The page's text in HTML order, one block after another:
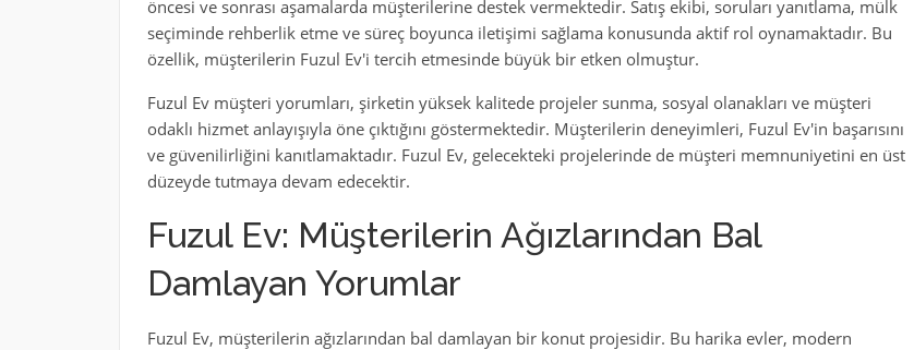
öncesi ve sonrası aşamalarda müşterilerine destek vermektedir. Satış ekibi, soruları yanıtlama, mülk
seçiminde rehberlik etme ve süreç boyunca iletişimi sağlama konusunda aktif rol oynamaktadır. Bu
özellik, müşterilerin Fuzul Ev'i tercih etmesinde büyük bir etken olmuştur.
Fuzul Ev müşteri yorumları, şirketin yüksek kalitede projeler sunma, sosyal olanakları ve müşteri
odaklı hizmet anlayışıyla öne çıktığını göstermektedir. Müşterilerin deneyimleri, Fuzul Ev'in başarısını
ve güvenilirliğini kanıtlamaktadır. Fuzul Ev, gelecekteki projelerinde de müşteri memnuniyetini en üst
düzeyde tutmaya devam edecektir.
Fuzul Ev: Müşterilerin Ağızlarından Bal
Damlayan Yorumlar
Fuzul Ev, müşterilerin ağızlarından bal damlayan bir konut projesidir. Bu harika evler, modern